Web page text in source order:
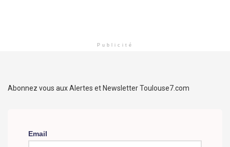
Publicité
Abonnez vous aux Alertes et Newsletter Toulouse7.com
Email